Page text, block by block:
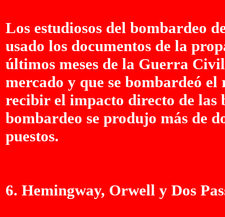
Los estudiosos del bombardeo
usado los documentos de la
últimos meses de la Guerra
mercado y que se bombardeó
recibir el impacto directo de las
bombardeo se produjo más de
puestos.
6. Hemingway, Orwell y Dos